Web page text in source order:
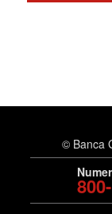
© Banca